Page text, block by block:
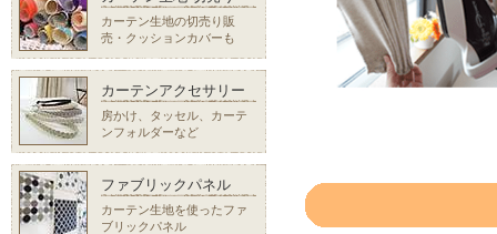
カーテン生地の切売り販
売・クッションカバーも
カーテンアクセサリー
房かけ、タッセル、カーテ
ンフォルダーなど
ファブリックパネル
カーテン生地を使ったファ
ブリックパネル